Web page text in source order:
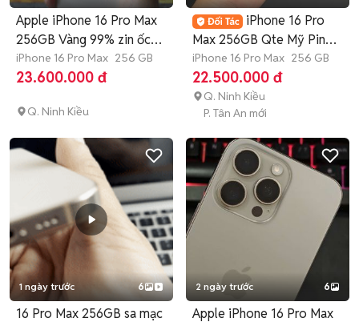
Apple iPhone 16 Pro Max
256GB Vàng 99% zin ốc
áp
iPhone 16 Pro Max 256 GB
23.600.000 đ
Q. Ninh Kiều
iPhone 16 Pro
Max 256GB Qte Mỹ Pin
93 Zin ốc 98%
iPhone 16 Pro Max 256 GB
22.500.000 đ
Q. Ninh Kiều
P. Tân An mới
1 ngày trước 6
16 Pro Max 256GB sa mạc
2 ngày trước 6
Apple iPhone 16 Pro Max